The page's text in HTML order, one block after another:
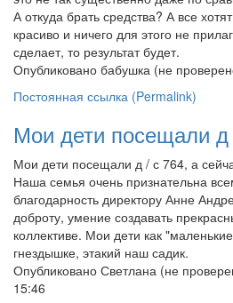
А откуда брать средства? А все
красиво и ничего для этого не
сделает, то результат будет.
Опубликовано бабушка (не
Постоянная ссылка (Permalink)
Мои дети посещали
Мои дети посещали д / с 764, а
Наша семья очень признательна
благодарность директору Анне
доброту, умение создавать
коллективе. Мои дети как
гнездышке, этакий наш садик.
Опубликовано Светлана (не
15:46